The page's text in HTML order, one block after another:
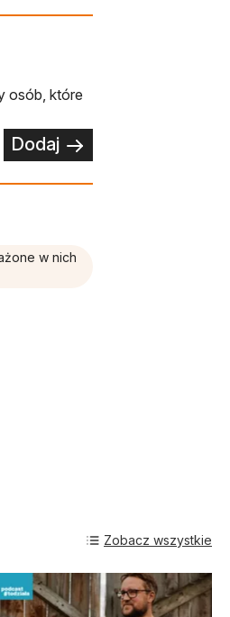
osób, które
Dodaj
w nich
Zobacz wszystkie